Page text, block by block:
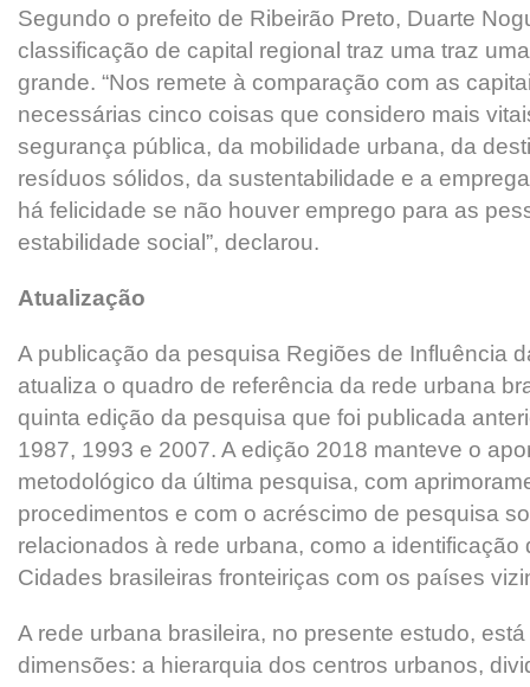
Segundo o prefeito de Ribeirão Preto, Duarte
classificação de capital regional traz uma traz
grande. “Nos remete à comparação com as
necessárias cinco coisas que considero mais
segurança pública, da mobilidade urbana, da
resíduos sólidos, da sustentabilidade e a
há felicidade se não houver emprego para as
estabilidade social”, declarou.
Atualização
A publicação da pesquisa Regiões de Influência
atualiza o quadro de referência da rede urbana
quinta edição da pesquisa que foi publicada
1987, 1993 e 2007. A edição 2018 manteve o
metodológico da última pesquisa, com
procedimentos e com o acréscimo de pesquisa
relacionados à rede urbana, como a identificação
Cidades brasileiras fronteiriças com os países
A rede urbana brasileira, no presente estudo,
dimensões: a hierarquia dos centros urbanos,